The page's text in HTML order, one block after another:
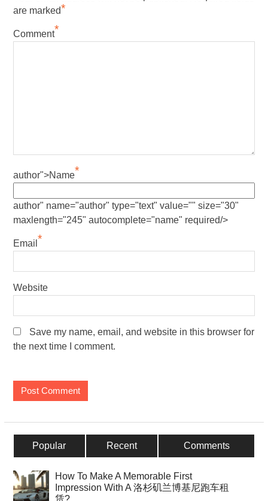
are marked*
Comment*
author">Name*
author" name="author" type="text" value="" size="30"
maxlength="245" autocomplete="name" required/>
Email *
Website
Save my name, email, and website in this browser for
the next time I comment.
Popular Recent Comments
How To Make A Memorable First
Impression With A 洛杉矶兰博基尼跑车租
赁?